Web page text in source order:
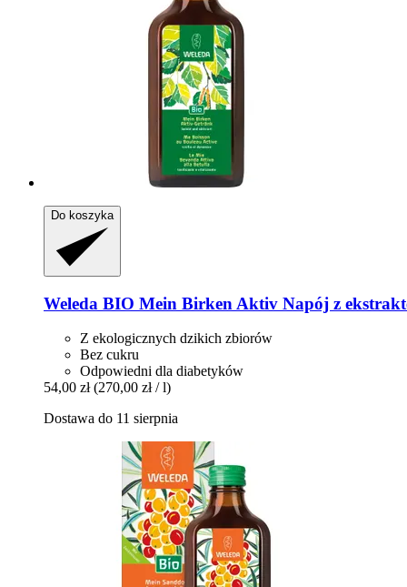
Do koszyka
Weleda BIO Mein Birken Aktiv Napój z
Z ekologicznych dzikich zbiorów
Bez cukru
Odpowiedni dla diabetyków
54,00 zł (270,00 zł / l)
Dostawa do 11 sierpnia